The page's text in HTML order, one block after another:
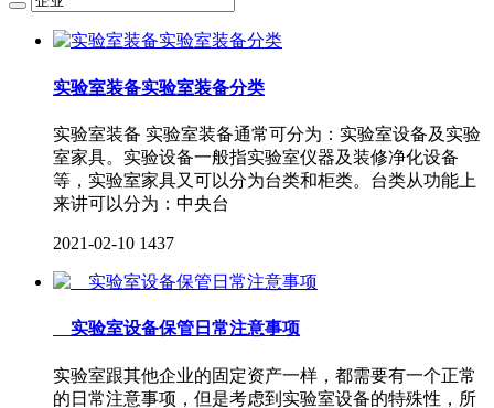
实验室装备实验室装备分类
实验室装备 实验室装备通常可分为：实验室设备及实验
室家具。实验设备一般指实验室仪器及装修净化设备
等，实验室家具又可以分为台类和柜类。台类从功能上
来讲可以分为：中央台
2021-02-10 1437
实验室设备保管日常注意事项
实验室跟其他企业的固定资产一样，都需要有一个正常
的日常注意事项，但是考虑到实验室设备的特殊性，所